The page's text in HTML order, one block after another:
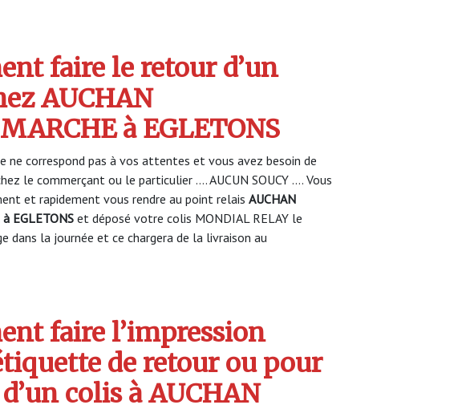
faire le retour d’un
AUCHAN
à EGLETONS
ne correspond pas à vos attentes et vous avez besoin de
le commerçant ou le particulier …. AUCUN SOUCY …. Vous
et rapidement vous rendre au point relais AUCHAN
EGLETONS et déposé votre colis MONDIAL RELAY le
dans la journée et ce chargera de la livraison au
faire l’impression
de retour ou pour
colis à AUCHAN